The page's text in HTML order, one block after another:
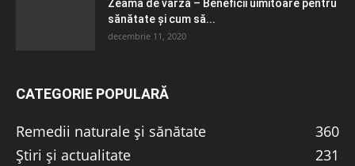
Zeama de varză – Beneficii uimitoare pentru
sănătate și cum să...
decembrie 11, 2020
CATEGORIE POPULARĂ
Remedii naturale și sănătate
360
Știri și actualitate
231